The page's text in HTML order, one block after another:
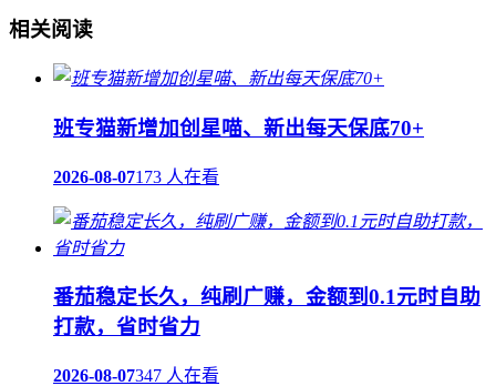
相关阅读
班专猫新增加创星喵、新出每天保底70+
2026-08-07173 人在看
番茄稳定长久，纯刷广赚，金额到0.1元时自助
打款，省时省力
2026-08-07347 人在看